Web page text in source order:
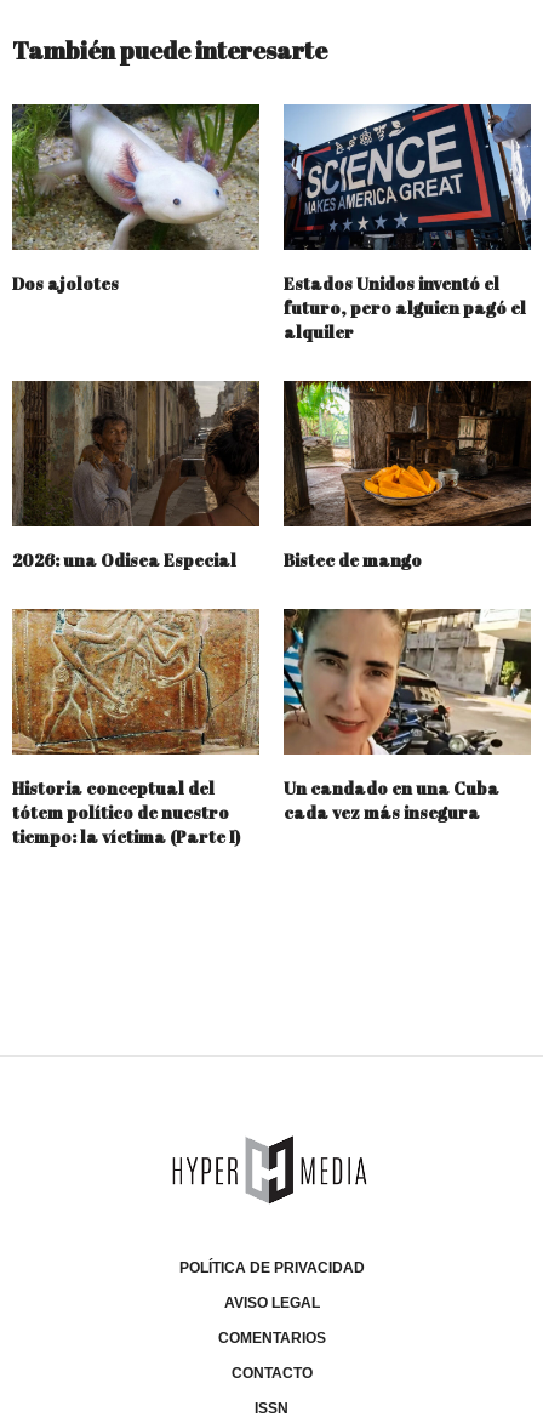
También puede interesarte
Dos ajolotes
Estados Unidos inventó el
futuro, pero alguien pagó el
alquiler
2026: una Odisea Especial Bistec de mango
Historia conceptual del
tótem político de nuestro
tiempo: la víctima (Parte I)
Un candado en una Cuba
cada vez más insegura
POLÍTICA DE PRIVACIDAD
AVISO LEGAL
COMENTARIOS
CONTACTO
ISSN